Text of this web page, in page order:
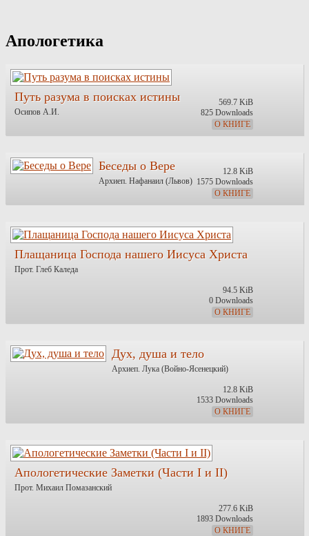
content
Апологетика
Путь разума в поисках истины
Осипов А.И.
569.7 KiB
825 Downloads
О КНИГЕ
Беседы о Вере
Архиеп. Нафанаил (Львов)
12.8 KiB
1575 Downloads
О КНИГЕ
Плащаница Господа нашего Иисуса Христа
Прот. Глеб Каледа
94.5 KiB
0 Downloads
О КНИГЕ
Дух, душа и тело
Архиеп. Лука (Войно-Ясенецкий)
12.8 KiB
1533 Downloads
О КНИГЕ
Апологетические Заметки (Части I и II)
Прот. Михаил Помазанский
277.6 KiB
1893 Downloads
О КНИГЕ